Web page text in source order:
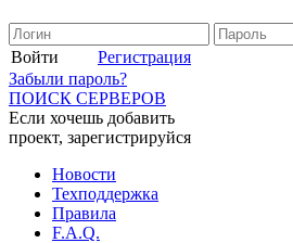
Войти
Регистрация
Забыли пароль?
ПОИСК СЕРВЕРОВ
Если хочешь добавить
проект, зарегистрируйся
Новости
Техподдержка
Правила
F.A.Q.